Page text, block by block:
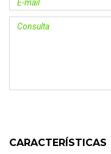
CARACTERÍSTICAS